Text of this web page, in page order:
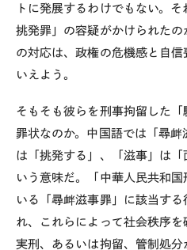
トに発展するわけでもない。
挑発罪」の容疑がかけられた
の対応は、政権の危機感と自
いえよう。
そもそも彼らを刑事拘留した
罪状なのか。中国語では「尋衅
は「挑発する」、「滋事」は
いう意味だ。「中華人民共和
いる「尋衅滋事罪」に該当す
れ、これらによって社会秩序
実刑、あるいは拘留、管制処